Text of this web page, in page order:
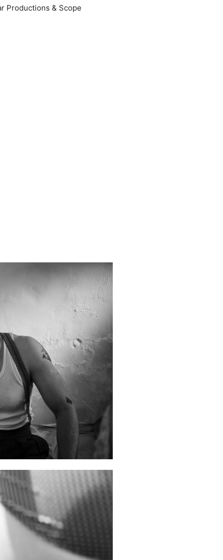
Productions & Scope